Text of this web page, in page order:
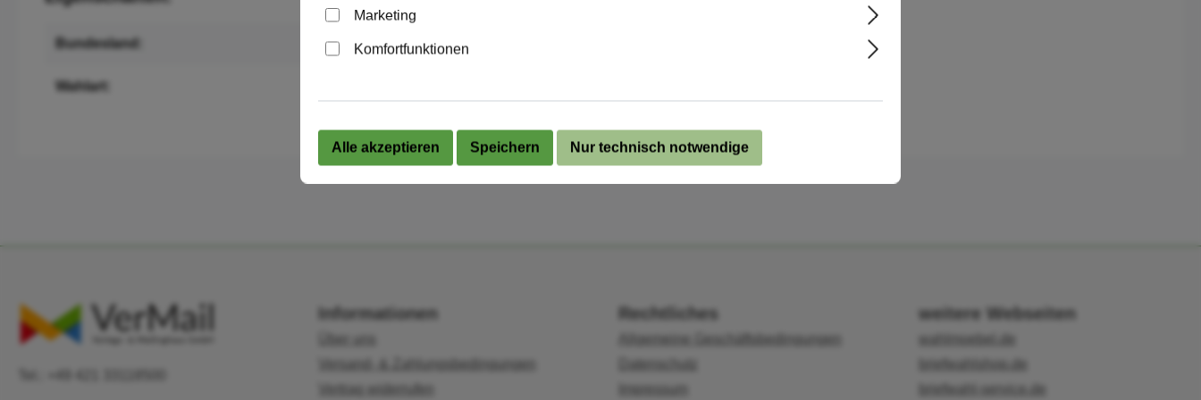
Bundesland: Bayern
Wahlart:
Informationen
Über uns
Versand- & Zahlungsbedingungen
Vertrag widerrufen
Rechtliches
Allgemeine Geschäftsbedingungen
weitere Webseiten
wahlmoebel.de
briefwahlshop.de
briefwahl-service.de
Marketing
Komfortfunktionen
Alle akzeptieren Speichern Nur technisch notwendige